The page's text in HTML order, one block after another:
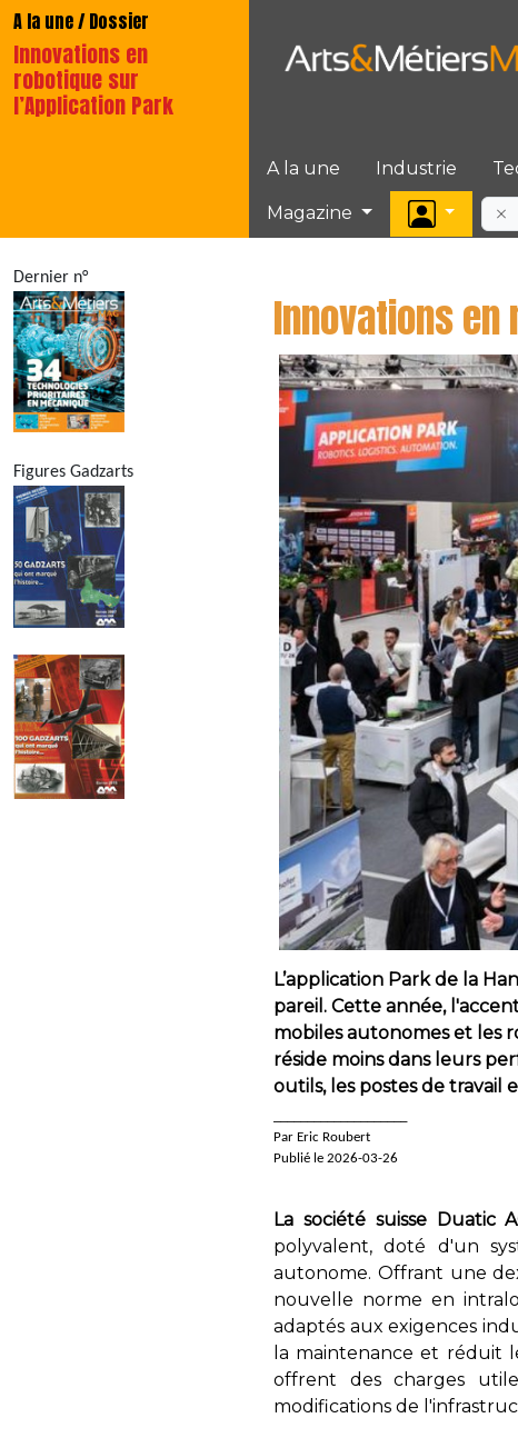
A la une / Dossier
Innovations en
robotique sur
l’Application Park
A la une Industrie
Magazine
Dernier n°
Figures Gadzarts
Innovations en
L’application Park de la
pareil. Cette année,
mobiles autonomes et les
réside moins dans leurs
outils, les postes de travail
Par Eric Roubert
Publié le 2026-03-26
La société suisse Duatic
polyvalent, doté d'un
autonome. Offrant une
nouvelle norme en
adaptés aux exigences
la maintenance et réduit
offrent des charges
modifications de